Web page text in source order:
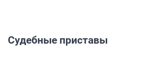
Судебные приставы